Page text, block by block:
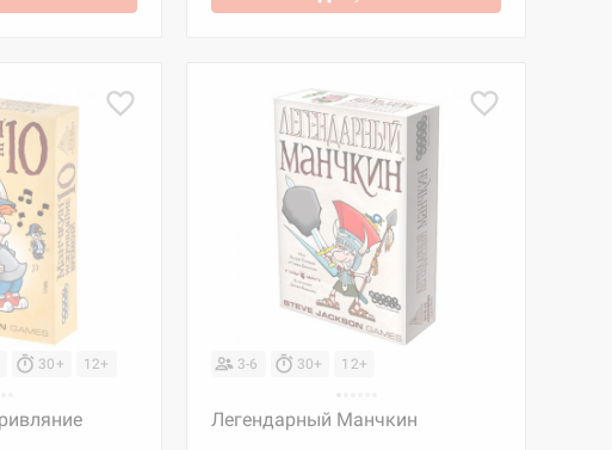
30+ 12+ 3-6 30+ 12+
Легендарный Манчкин